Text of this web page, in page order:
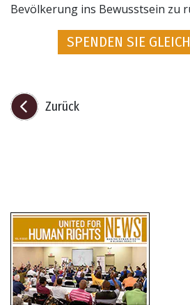
Bevölkerung ins Bewusstsein zu
SPENDEN SIE
Zurück